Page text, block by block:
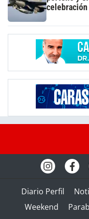
celebración
Diario Perfil
Weekend